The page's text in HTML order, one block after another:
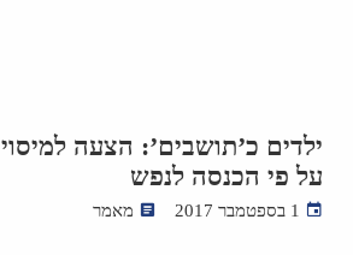
ילדים כ’תושבים’: הצעה למיסוי
על פי הכנסה לנפש
מאמר